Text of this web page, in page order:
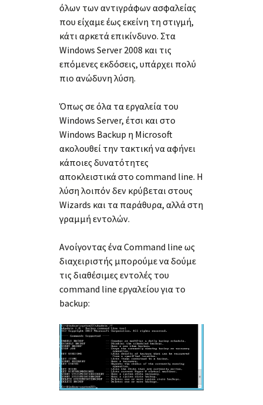
όλων των αντιγράφων ασφαλείας
που είχαμε έως εκείνη τη στιγμή,
κάτι αρκετά επικίνδυνο. Στα
Windows Server 2008 και τις
επόμενες εκδόσεις, υπάρχει πολύ
πιο ανώδυνη λύση.
Όπως σε όλα τα εργαλεία του
Windows Server, έτσι και στο
Windows Backup η Microsoft
ακολουθεί την τακτική να αφήνει
κάποιες δυνατότητες
αποκλειστικά στο command line. Η
λύση λοιπόν δεν κρύβεται στους
Wizards και τα παράθυρα, αλλά στη
γραμμή εντολών.
Ανοίγοντας ένα Command line ως
διαχειριστής μπορούμε να δούμε
τις διαθέσιμες εντολές του
command line εργαλείου για το
backup: